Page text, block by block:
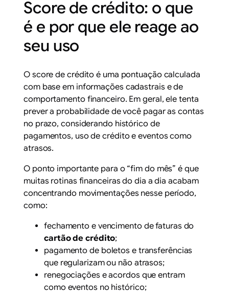
Score de crédito: o que
é e por que ele reage ao
seu uso
O score de crédito é uma pontuação calculada
com base em informações cadastrais e de
comportamento financeiro. Em geral, ele tenta
prever a probabilidade de você pagar as contas
no prazo, considerando histórico de
pagamentos, uso de crédito e eventos como
atrasos.
O ponto importante para o “fim do mês” é que
muitas rotinas financeiras do dia a dia acabam
concentrando movimentações nesse período,
como:
fechamento e vencimento de faturas do
cartão de crédito;
pagamento de boletos e transferências
que regularizam ou não atrasos;
renegociações e acordos que entram
como eventos no histórico;